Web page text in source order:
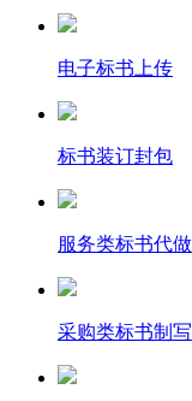
电子标书上传
标书装订封包
服务类标书代做
采购类标书制写